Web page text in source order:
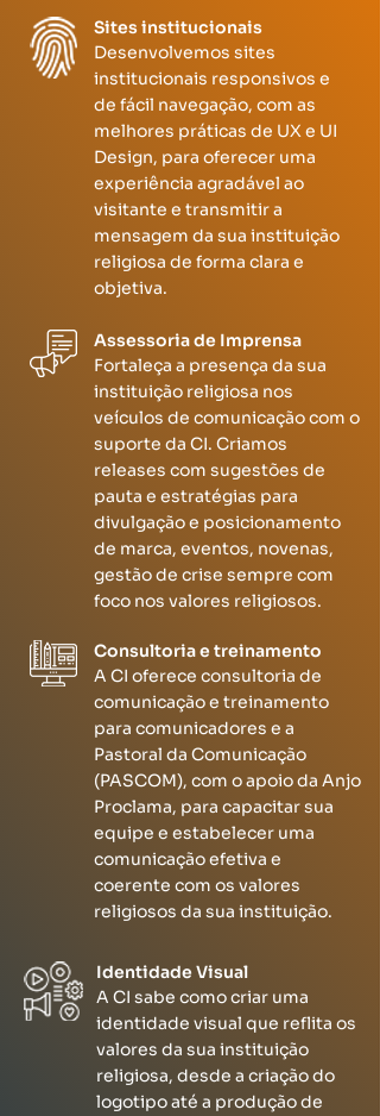
Sites institucionais
Desenvolvemos sites
institucionais responsivos e
de fácil navegação, com as
melhores práticas de UX e UI
Design, para oferecer uma
experiência agradável ao
visitante e transmitir a
mensagem da sua instituição
religiosa de forma clara e
objetiva.
Assessoria de Imprensa
Fortaleça a presença da sua
instituição religiosa nos
veículos de comunicação com o
suporte da CI. Criamos
releases com sugestões de
pauta e estratégias para
divulgação e posicionamento
de marca, eventos, novenas,
gestão de crise sempre com
foco nos valores religiosos.
Consultoria e treinamento
A CI oferece consultoria de
comunicação e treinamento
para comunicadores e a
Pastoral da Comunicação
(PASCOM), com o apoio da Anjo
Proclama, para capacitar sua
equipe e estabelecer uma
comunicação efetiva e
coerente com os valores
religiosos da sua instituição.
Identidade Visual
A CI sabe como criar uma
identidade visual que reflita os
valores da sua instituição
religiosa, desde a criação do
logotipo até a produção de